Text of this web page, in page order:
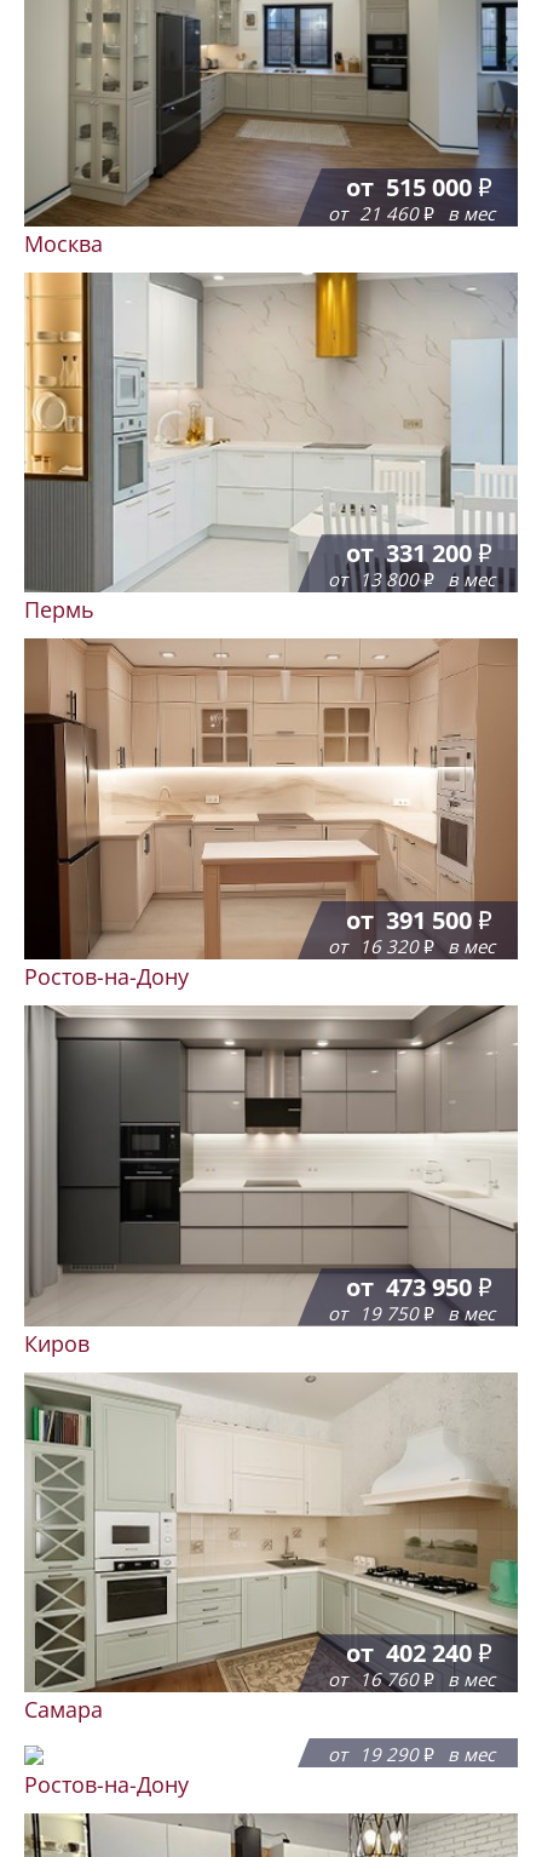
от 515 000
от 21 460 в мес
Москва
от 331 200
от 13 800 в мес
Пермь
от 391 500
от 16 320 в мес
Ростов-на-Дону
от 473 950
от 19 750 в мес
Киров
от 402 240
от 16 760 в мес
Самара
от 19 290 в мес
Ростов-на-Дону